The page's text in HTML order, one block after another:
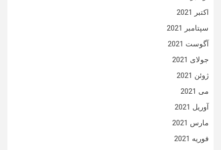
اکتبر 2021
سپتامبر 2021
آگوست 2021
جولای 2021
ژوئن 2021
می 2021
آوریل 2021
مارس 2021
فوریه 2021